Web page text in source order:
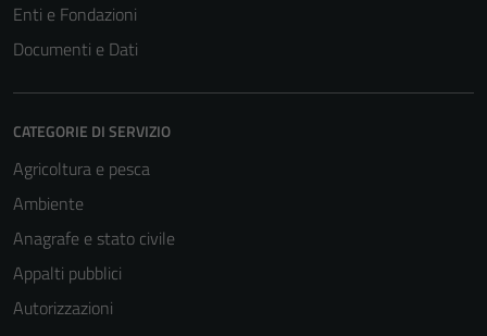
Enti e Fondazioni
Documenti e Dati
CATEGORIE DI SERVIZIO
Agricoltura e pesca
Ambiente
Anagrafe e stato civile
Appalti pubblici
Autorizzazioni